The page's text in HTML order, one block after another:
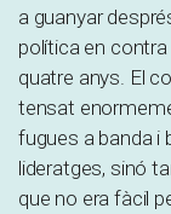
a guanyar
política en
quatre anys. El
tensat
fugues a banda i
lideratges, sinó
que no era fàcil